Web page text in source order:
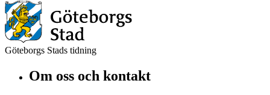
Göteborgs Stads tidning
Om oss och kontakt